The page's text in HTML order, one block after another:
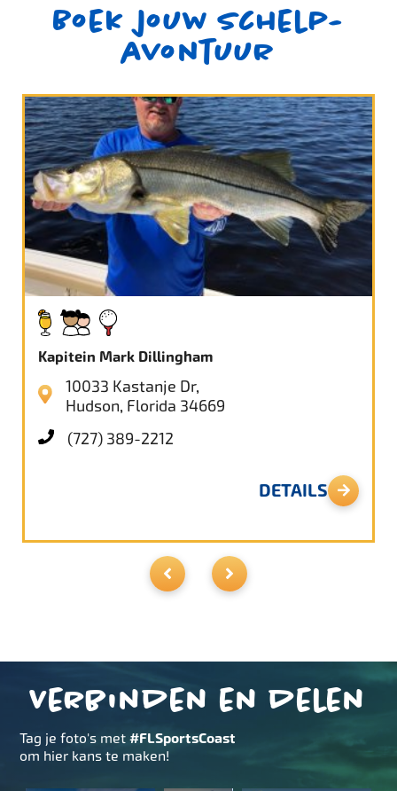
Boek jouw schelp-
avontuur
Kapitein Mark Dillingham
10033 Kastanje Dr,
Hudson, Florida 34669
(727) 389-2212
DETAILS
Verbinden en delen
Tag je foto's met#FLSportsCoast
om hier kans te maken!